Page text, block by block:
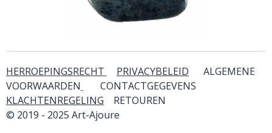
HERROEPINGSRECHT PRIVACYBELEID
ALGEMENE
VOORWAARDEN
CONTACTGEGEVENS
KLACHTENREGELING
RETOUREN
© 2019 - 2025 Art-Ajoure